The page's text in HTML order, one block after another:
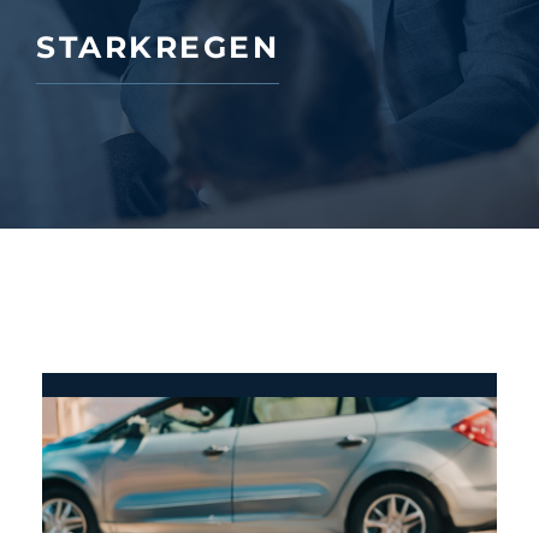
STARKREGEN